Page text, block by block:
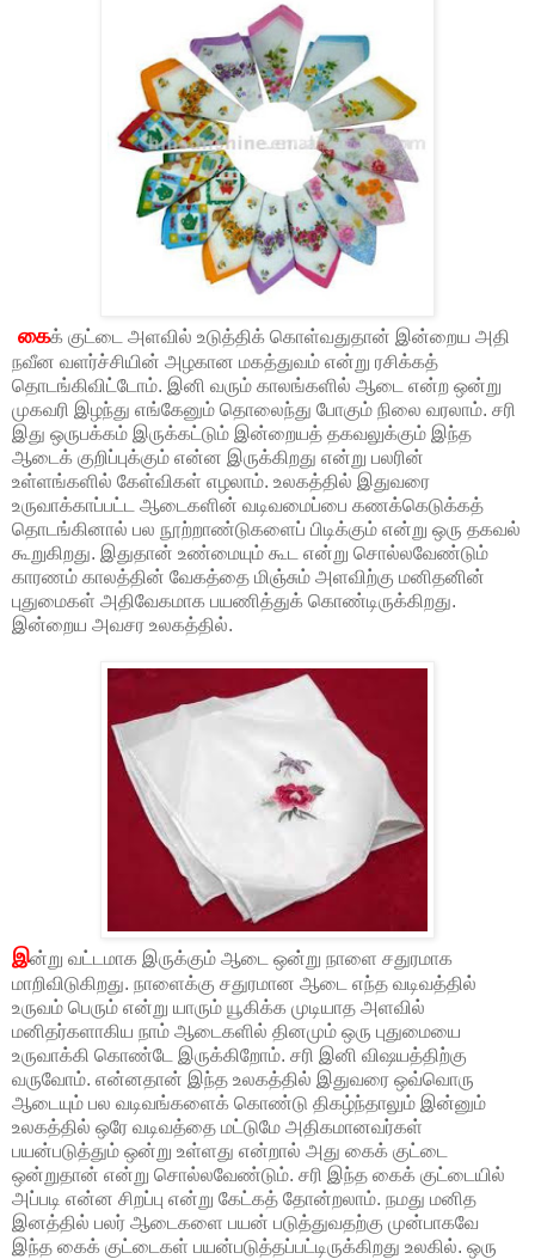
கைக் குட்டை அளவில் உடுத்திக் கொள்வதுதான் இன்றைய அதி
நவீன வளர்ச்சியின் அழகான மகத்துவம் என்று ரசிக்கத்
தொடங்கிவிட்டோம். இனி வரும் காலங்களில் ஆடை என்ற ஒன்று
முகவரி இழந்து எங்கேனும் தொலைந்து போகும் நிலை வரலாம். சரி
இது ஒருபக்கம் இருக்கட்டும் இன்றையத் தகவலுக்கும் இந்த
ஆடைக் குறிப்புக்கும் என்ன இருக்கிறது என்று பலரின்
உள்ளங்களில் கேள்விகள் எழலாம். உலகத்தில் இதுவரை
உருவாக்காப்பட்ட ஆடைகளின் வடிவமைப்பை கணக்கெடுக்கத்
தொடங்கினால் பல நூற்றாண்டுகளைப் பிடிக்கும் என்று ஒரு தகவல்
கூறுகிறது. இதுதான் உண்மையும் கூட என்று சொல்லவேண்டும்
காரணம் காலத்தின் வேகத்தை மிஞ்சும் அளவிற்கு மனிதனின்
புதுமைகள் அதிவேகமாக பயணித்துக் கொண்டிருக்கிறது.
இன்றைய அவசர உலகத்தில்.
இன்று வட்டமாக இருக்கும் ஆடை ஒன்று நாளை சதுரமாக
மாறிவிடுகிறது. நாளைக்கு சதுரமான ஆடை எந்த வடிவத்தில்
உருவம் பெரும் என்று யாரும் யூகிக்க முடியாத அளவில்
மனிதர்களாகிய நாம் ஆடைகளில் தினமும் ஒரு புதுமையை
உருவாக்கி கொண்டே இருக்கிறோம். சரி இனி விஷயத்திற்கு
வருவோம். என்னதான் இந்த உலகத்தில் இதுவரை ஒவ்வொரு
ஆடையும் பல வடிவங்களைக் கொண்டு திகழ்ந்தாலும் இன்னும்
உலகத்தில் ஒரே வடிவத்தை மட்டுமே அதிகமானவர்கள்
பயன்படுத்தும் ஒன்று உள்ளது என்றால் அது கைக் குட்டை
ஒன்றுதான் என்று சொல்லவேண்டும். சரி இந்த கைக் குட்டையில்
அப்படி என்ன சிறப்பு என்று கேட்கத் தோன்றலாம். நமது மனித
இனத்தில் பலர் ஆடைகளை பயன் படுத்துவதற்கு முன்பாகவே
இந்த கைக் குட்டைகள் பயன்படுத்தப்பட்டிருக்கிறது உலகில். ஒரு